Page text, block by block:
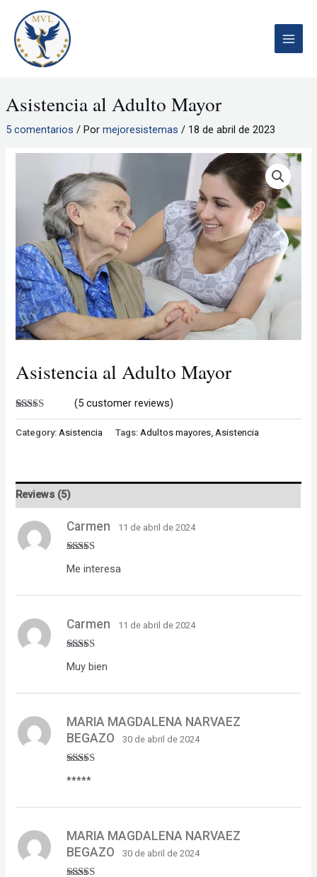
contenido
Main
Asistencia al Adulto Mayor
5 comentarios / Por mejoresistemas / 18 de abril de 2023
Asistencia al Adulto Mayor
Rated5.00
out of 5
based on
5
(5 customer reviews)
Category: Asistencia Tags: Adultos mayores Asistencia
Reviews (5)
of 5
Carmen 11 de abril de 2024
Me interesa
of 5
Carmen 11 de abril de 2024
Muy bien
of 5
MARIA MAGDALENA NARVAEZ
BEGAZO
30 de abril de 2024
*****
MARIA MAGDALENA NARVAEZ
BEGAZO
30 de abril de 2024